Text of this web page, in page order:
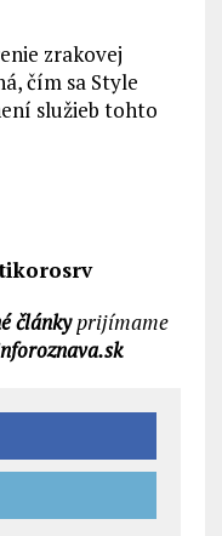
zrakovej
čím sa Style
služieb tohto
článkyprijímame